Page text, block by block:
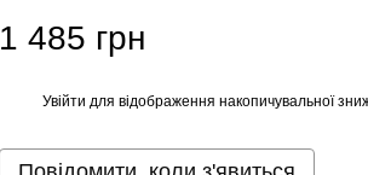
1 485 грн
Увійти для відображення накопичувальної